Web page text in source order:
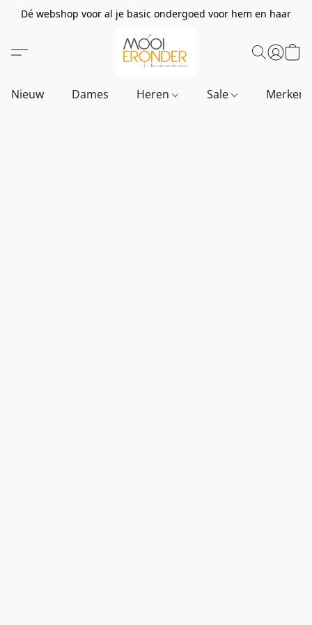
Dé webshop voor al je basic ondergoed voor hem en haar
Nieuw Dames Heren Sale Merken